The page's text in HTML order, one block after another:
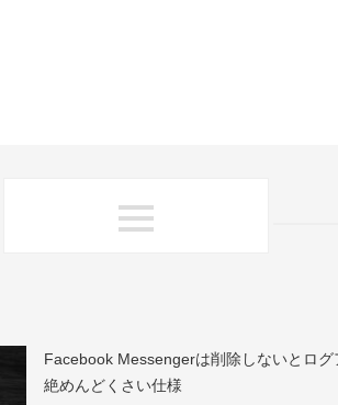
Facebook Messengerは削除しないとログ
絶めんどくさい仕様